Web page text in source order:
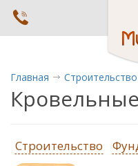
Главная Строительство
Строительство